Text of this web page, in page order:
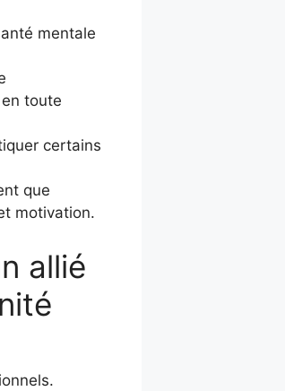
mentale
toute
certains
que
motivation.
allié